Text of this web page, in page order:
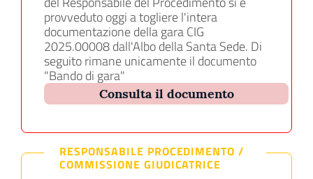
provveduto oggi a togliere l'intera
documentazione della gara CIG
2025.00008 dall'Albo della Santa Sede. Di
seguito rimane unicamente il documento
"Bando di gara"
Consulta il documento
RESPONSABILE PROCEDIMENTO /
COMMISSIONE GIUDICATRICE